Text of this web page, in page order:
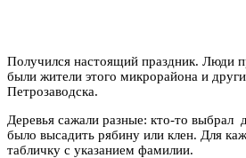
Получился настоящий праздник. Люди
были жители этого микрорайона и
Петрозаводска.
Деревья сажали разные: кто-то выбрал
было высадить рябину или клен. Для
табличку с указанием фамилии.